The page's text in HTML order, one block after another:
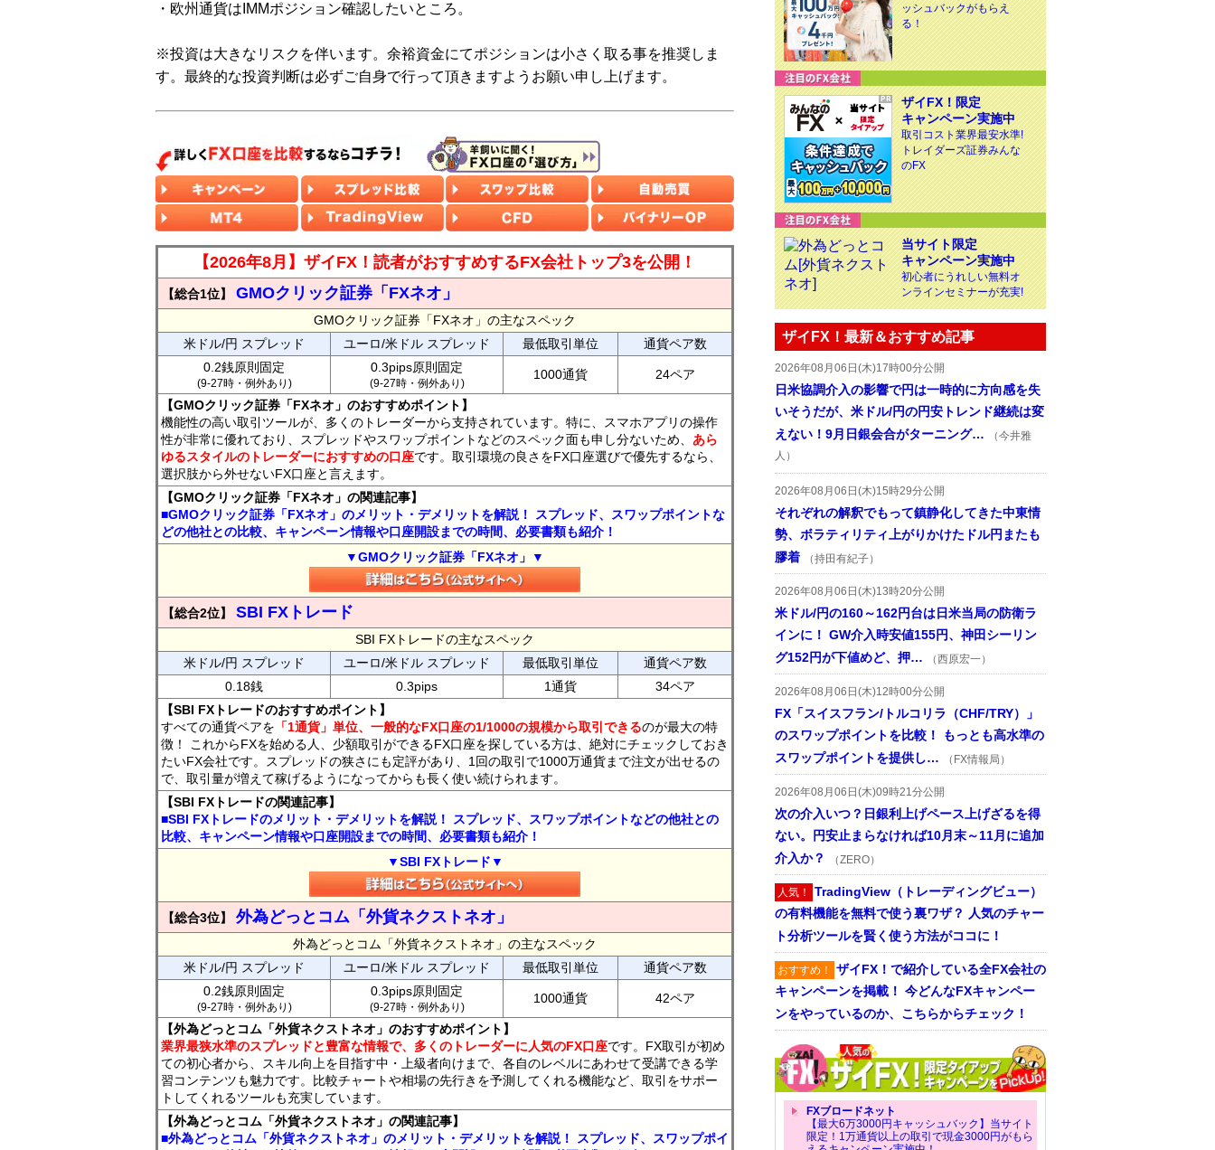
・欧州通貨はIMMポジション確認したいところ。
※投資は大きなリスクを伴います。余裕資金にてポジションは小さく取る事を推奨しま
す。最終的な投資判断は必ずご自身で行って頂きますようお願い申し上げます。
【2026年8月】ザイFX！読者がおすすめするFX会社トップ3を公開！
【総合1位】 GMOクリック証券「FXネオ」
GMOクリック証券「FXネオ」の主なスペック
米ドル/円 スプレッド
ユーロ/米ドル スプレッド 最低取引単位
通貨ペア数
0.2銭原則固定
(9-27時・例外あり)
0.3pips原則固定
(9-27時・例外あり)
1000通貨 24ペア
【GMOクリック証券「FXネオ」のおすすめポイント】
機能性の高い取引ツールが、多くのトレーダーから支持されています。特に、スマホアプリの操作
性が非常に優れており、スプレッドやスワップポイントなどのスペック面も申し分ないため、 あら
ゆるスタイルのトレーダーにおすすめの口座です。取引環境の良さをFX口座選びで優先するなら、
選択肢から外せないFX口座と言えます。
【GMOクリック証券「FXネオ」の関連記事】
■GMOクリック証券「FXネオ」のメリット・デメリットを解説！ スプレッド、スワップポイントな
どの他社との比較、キャンペーン情報や口座開設までの時間、必要書類も紹介！
▼GMOクリック証券「FXネオ」▼
【総合2位】 SBI FXトレード
SBI FXトレードの主なスペック
米ドル/円 スプレッド
ユーロ/米ドル スプレッド 最低取引単位
通貨ペア数
0.18銭
0.3pips 1通貨
34ペア
【SBI FXトレードのおすすめポイント】
すべての通貨ペアを 「1通貨」単位、一般的なFX口座の1/1000の規模から取引できるのが最大の特
徴！ これからFXを始める人、少額取引ができるFX口座を探している方は、絶対にチェックしておき
たいFX会社です。スプレッドの狭さにも定評があり、1回の取引で1000万通貨まで注文が出せるの
で、取引量が増えて稼げるようになってからも長く使い続けられます。
【SBI FXトレードの関連記事】
■SBI FXトレードのメリット・デメリットを解説！ スプレッド、スワップポイントなどの他社との
比較、キャンペーン情報や口座開設までの時間、必要書類も紹介！
▼SBI FXトレード▼
【総合3位】 外為どっとコム「外貨ネクストネオ」
外為どっとコム「外貨ネクストネオ」の主なスペック
米ドル/円 スプレッド
ユーロ/米ドル スプレッド 最低取引単位
通貨ペア数
0.2銭原則固定
(9-27時・例外あり)
0.3pips原則固定
(9-27時・例外あり)
1000通貨 42ペア
【外為どっとコム「外貨ネクストネオ」のおすすめポイント】
業界最狭水準のスプレッドと豊富な情報で、多くのトレーダーに人気のFX口座です。FX取引が初め
ての初心者から、スキル向上を目指す中・上級者向けまで、各自のレベルにあわせて受講できる学
習コンテンツも魅力です。比較チャートや相場の先行きを予測してくれる機能など、取引をサポー
トしてくれるツールも充実しています。
【外為どっとコム「外貨ネクストネオ」の関連記事】
■外為どっとコム「外貨ネクストネオ」のメリット・デメリットを解説！ スプレッド、スワップポイ
ッシュバックがもらえ
る！
ザイFX！限定
キャンペーン実施中
取引コスト業界最安水準!
トレイダーズ証券みんな
のFX
当サイト限定
キャンペーン実施中
初心者にうれしい無料オ
ンラインセミナーが充実!
ザイFX！最新＆おすすめ記事
2026年08月06日(木)17時00分公開
日米協調介入の影響で円は一時的に方向感を失
いそうだが、米ドル/円の円安トレンド継続は変
えない！9月日銀会合がターニング…
（今井雅
人）
2026年08月06日(木)15時29分公開
それぞれの解釈でもって鎮静化してきた中東情
勢、ボラティリティ上がりかけたドル円またも
膠着
（持田有紀子）
2026年08月06日(木)13時20分公開
米ドル/円の160～162円台は日米当局の防衛ラ
インに！ GW介入時安値155円、神田シーリン
グ152円が下値めど、押…
（西原宏一）
2026年08月06日(木)12時00分公開
FX「スイスフラン/トルコリラ（CHF/TRY）」
のスワップポイントを比較！ もっとも高水準の
スワップポイントを提供し…
（FX情報局）
2026年08月06日(木)09時21分公開
次の介入いつ？日銀利上げペース上げざるを得
ない。円安止まらなければ10月末～11月に追加
介入か？
（ZERO）
人気！ TradingView（トレーディングビュー）
の有料機能を無料で使う裏ワザ？ 人気のチャー
ト分析ツールを賢く使う方法がココに！
おすすめ！ ザイFX！で紹介している全FX会社の
キャンペーンを掲載！ 今どんなFXキャンペー
ンをやっているのか、こちらからチェック！
FXブロードネット
【最大6万3000円キャッシュバック】当サイト
限定！1万通貨以上の取引で現金3000円がもら